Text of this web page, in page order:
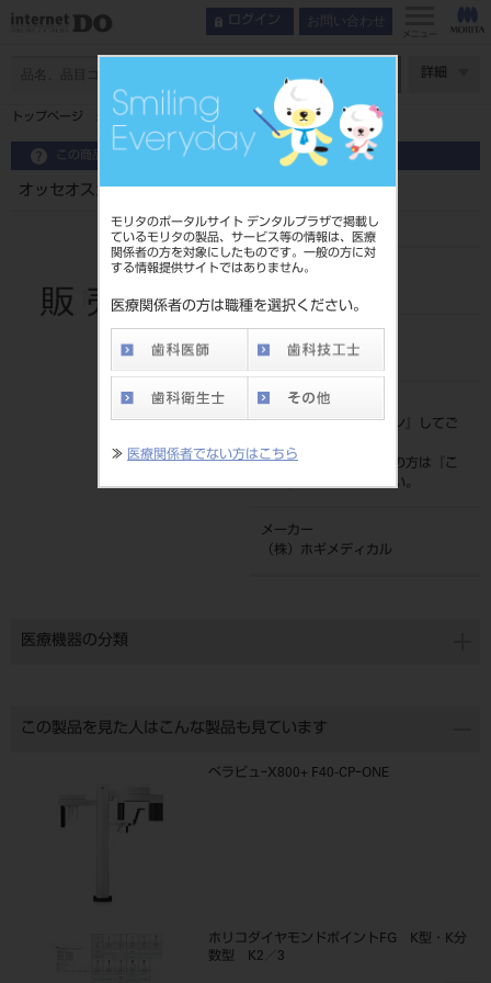
モリタのポータルサイト デンタルプラザで掲載し
ているモリタの製品、サービス等の情報は、医療
関係者の方を対象にしたものです。一般の方に対
する情報提供サイトではありません。
医療関係者の方は職種を選択ください。
≫ 医療関係者でない方はこちら
ログイン お問い合わせ
メニュー
詳細
トップページ オッセオスカルペルソー用ブレード１８㎜（１２入）
この商品に関するお問い合わせ
オッセオスカルペルソー用ブレード１８㎜（１２入）
品目コード
4560224807763
標準価格
価格の確認は『ログイン
』してご
ネット会員登録がまだの方は『
こ
ちら』より登録ください。
メーカー
（株）ホギメディカル
医療機器の分類
この製品を見た人はこんな製品も見ています
ベラビュｰX800+ F40-CPｰONE
ホリコダイヤモンドポイントFG K型・K分
数型 K2／3